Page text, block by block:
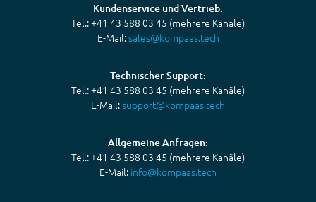
Kundenservice und Vertrieb:
Tel.: +41 43 588 03 45 (mehrere Kanäle)
E-Mail:sales@kompaas.tech
Technischer Support:
Tel.: +41 43 588 03 45 (mehrere Kanäle)
E-Mail:support@kompaas.tech
Allgemeine Anfragen:
Tel.: +41 43 588 03 45 (mehrere Kanäle)
E-Mail: info@kompaas.tech